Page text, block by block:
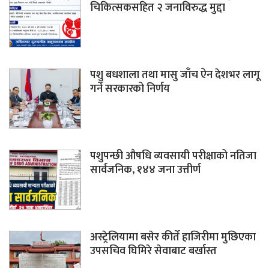
चिकित्सकसहित २ जनाविरुद्ध मुद्दा
पशु बधशाला तथा मासु जाँच ऐन देशभर लागू
गर्ने सरकारको निर्णय
पशुपन्छी औषधि व्यवसायी परीक्षाको नतिजा
सार्वजनिक, १४४ जना उत्तीर्ण
अस्ट्रेलियामा बसेर कीर्ते हाजिरीमा मुछिएका
उपसचिव घिमिरे सेवाबाट बर्खास्त